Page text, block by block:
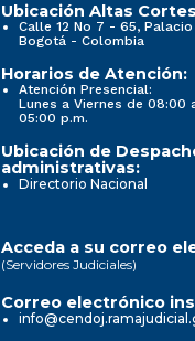
Ubicación Altas
Calle 12 No 7 - 65,
Bogotá - Colombia
Horarios de Atención:
Atención Presencial:
Lunes a Viernes de 08:00
05:00 p.m.
Ubicación de
administrativas:
Directorio Nacional
Acceda a su correo
(Servidores Judiciales)
Correo electrónico